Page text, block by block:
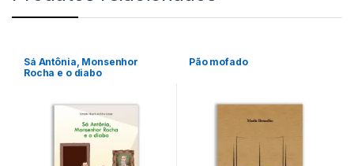
Sá Antônia, Monsenhor
Rocha e o diabo
Pão mofado